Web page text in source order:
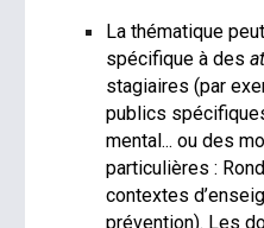
La thématique
spécifique à des
stagiaires (par
publics
mental... ou des
particulières :
contextes
prévention). Les